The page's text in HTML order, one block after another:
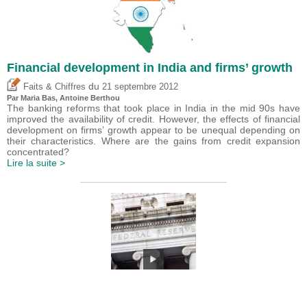
Financial development in India and firms’ growth
Faits & Chiffres du 21 septembre 2012
Par Maria Bas, Antoine Berthou
The banking reforms that took place in India in the mid 90s have
improved the availability of credit. However, the effects of financial
development on firms’ growth appear to be unequal depending on
their characteristics. Where are the gains from credit expansion
concentrated?
Lire la suite >